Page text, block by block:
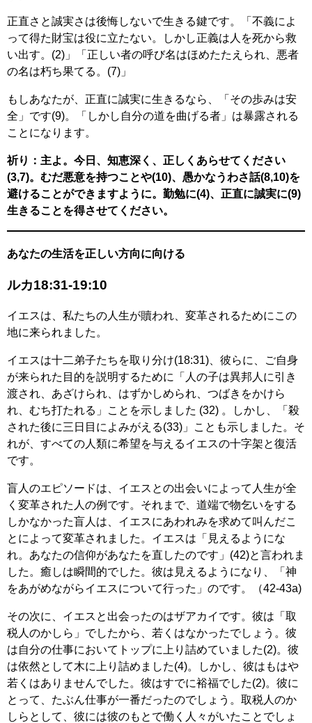
正直さと誠実さは後悔しないで生きる鍵です。「不義によ
って得た財宝は役に立たない。しかし正義は人を死から救
い出す。(2)」「正しい者の呼び名はほめたたえられ、悪者
の名は朽ち果てる。(7)」
もしあなたが、正直に誠実に生きるなら、「その歩みは安
全」です(9)。「しかし自分の道を曲げる者」は暴露される
ことになります。
祈り：主よ。今日、知恵深く、正しくあらせてください
(3,7)。むだ悪意を持つことや(10)、愚かなうわさ話(8,10)を
避けることができますように。勤勉に(4)、正直に誠実に(9)
生きることを得させてください。
あなたの生活を正しい方向に向ける
ルカ18:31-19:10
イエスは、私たちの人生が贖われ、変革されるためにこの
地に来られました。
イエスは十二弟子たちを取り分け(18:31)、彼らに、ご自身
が来られた目的を説明するために「人の子は異邦人に引き
渡され、あざけられ、はずかしめられ、つばきをかけら
れ、むち打たれる」ことを示しました (32) 。しかし、「殺
された後に三日目によみがえる(33)」ことも示しました。そ
れが、すべての人類に希望を与えるイエスの十字架と復活
です。
盲人のエピソードは、イエスとの出会いによって人生が全
く変革された人の例です。それまで、道端で物乞いをする
しかなかった盲人は、イエスにあわれみを求めて叫んだこ
とによって変革されました。イエスは「見えるようにな
れ。あなたの信仰があなたを直したのです」(42)と言われま
した。癒しは瞬間的でした。彼は見えるようになり、「神
をあがめながらイエスについて行った」のです。（42-43a)
その次に、イエスと出会ったのはザアカイです。彼は「取
税人のかしら」でしたから、若くはなかったでしょう。彼
は自分の仕事においてトップに上り詰めていました(2)。彼
は依然として木に上り詰めました(4)。しかし、彼はもはや
若くはありませんでした。彼はすでに裕福でした(2)。彼に
とって、たぶん仕事が一番だったのでしょう。取税人のか
しらとして、彼には彼のもとで働く人々がいたことでしょ